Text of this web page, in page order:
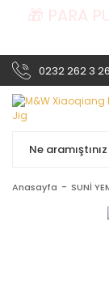
🎁 PARA
0232 262 3
Anasayfa SUNİ